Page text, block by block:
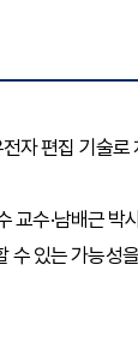
자 편집 기술로
수·남배근 박
있는 가능성